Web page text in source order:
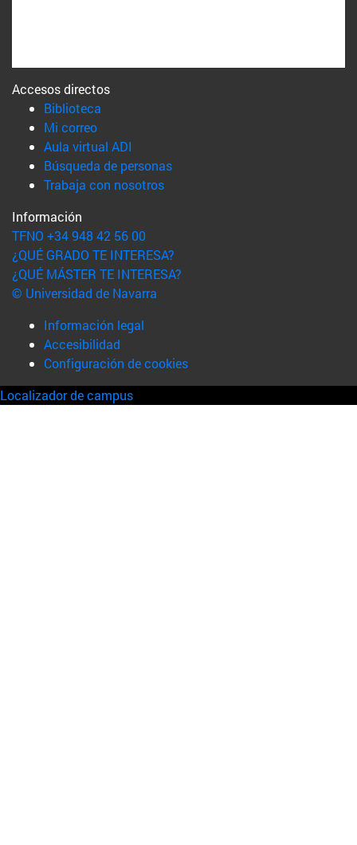
Accesos directos
Biblioteca
Mi correo(abre en nueva ventana)
Aula virtual ADI
Búsqueda de personas(abre en nueva ventana)
Trabaja con nosotros(abre en nueva ventana)
Información
TFNO +34 948 42 56 00
¿QUÉ GRADO TE INTERESA?
¿QUÉ MÁSTER TE INTERESA?
© Universidad de Navarra
Información legal
Accesibilidad
Configuración de cookies
Localizador de campus